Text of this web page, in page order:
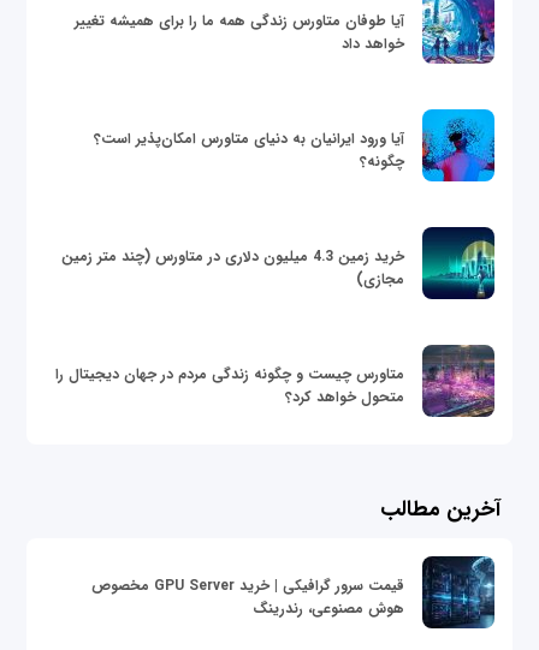
آیا طوفان متاورس زندگی همه ما را برای همیشه تغییر
خواهد داد
آیا ورود ایرانیان به دنیای متاورس امکان‌پذیر است؟
چگونه؟
خرید زمین 4.3 میلیون دلاری در متاورس (چند متر زمین
مجازی)
متاورس چیست و چگونه زندگی مردم در جهان دیجیتال را
متحول خواهد کرد؟
آخرین مطالب
قیمت سرور گرافیکی | خرید GPU Server مخصوص
هوش مصنوعی، رندرینگ